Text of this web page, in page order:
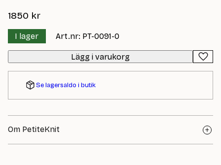
1850 kr
I lager Art.nr: PT-0091-0
Lägg i varukorg
Se lagersaldo i butik
Om PetiteKnit